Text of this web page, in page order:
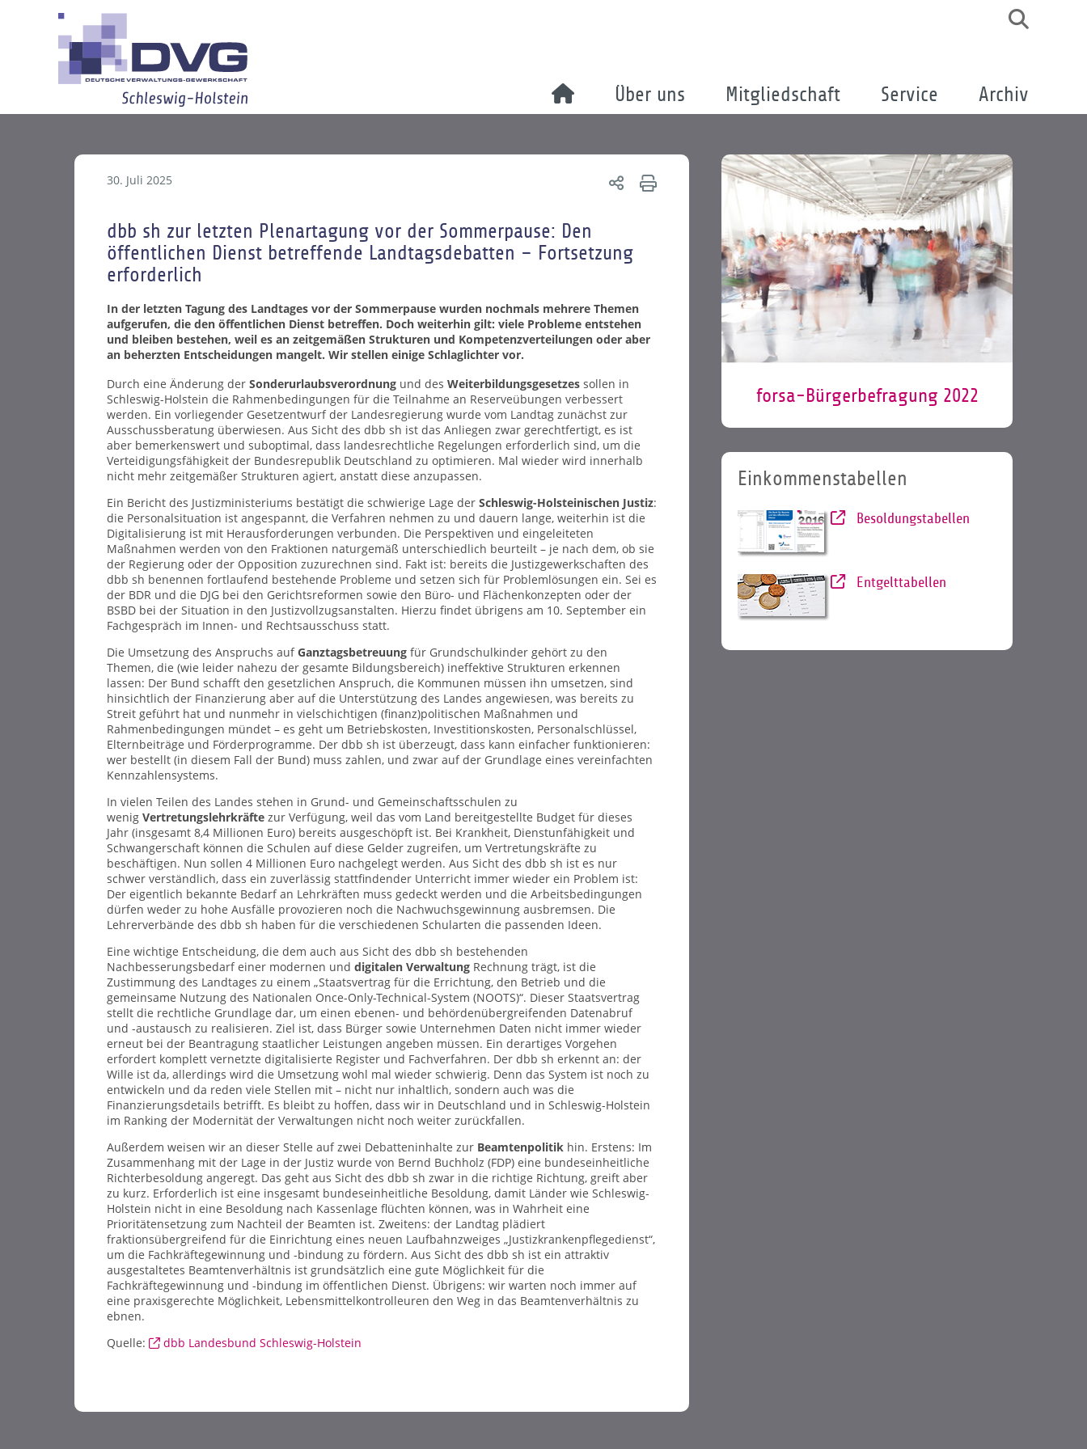
Über uns Mitgliedschaft Service Archiv
30. Juli 2025
dbb sh zur letzten Plenartagung vor der Sommerpause: Den
öffentlichen Dienst betreffende Landtagsdebatten – Fortsetzung
erforderlich
In der letzten Tagung des Landtages vor der Sommerpause wurden nochmals mehrere Themen
aufgerufen, die den öffentlichen Dienst betreffen. Doch weiterhin gilt: viele Probleme entstehen
und bleiben bestehen, weil es an zeitgemäßen Strukturen und Kompetenzverteilungen oder aber
an beherzten Entscheidungen mangelt. Wir stellen einige Schlaglichter vor.
Durch eine Änderung der Sonderurlaubsverordnung und des Weiterbildungsgesetzes sollen in
Schleswig-Holstein die Rahmenbedingungen für die Teilnahme an Reserveübungen verbessert
werden. Ein vorliegender Gesetzentwurf der Landesregierung wurde vom Landtag zunächst zur
Ausschussberatung überwiesen. Aus Sicht des dbb sh ist das Anliegen zwar gerechtfertigt, es ist
aber bemerkenswert und suboptimal, dass landesrechtliche Regelungen erforderlich sind, um die
Verteidigungsfähigkeit der Bundesrepublik Deutschland zu optimieren. Mal wieder wird innerhalb
nicht mehr zeitgemäßer Strukturen agiert, anstatt diese anzupassen.
Ein Bericht des Justizministeriums bestätigt die schwierige Lage der Schleswig-Holsteinischen Justiz:
die Personalsituation ist angespannt, die Verfahren nehmen zu und dauern lange, weiterhin ist die
Digitalisierung ist mit Herausforderungen verbunden. Die Perspektiven und eingeleiteten
Maßnahmen werden von den Fraktionen naturgemäß unterschiedlich beurteilt – je nach dem, ob sie
der Regierung oder der Opposition zuzurechnen sind. Fakt ist: bereits die Justizgewerkschaften des
dbb sh benennen fortlaufend bestehende Probleme und setzen sich für Problemlösungen ein. Sei es
der BDR und die DJG bei den Gerichtsreformen sowie den Büro- und Flächenkonzepten oder der
BSBD bei der Situation in den Justizvollzugsanstalten. Hierzu findet übrigens am 10. September ein
Fachgespräch im Innen- und Rechtsausschuss statt.
Die Umsetzung des Anspruchs aufGanztagsbetreuung für Grundschulkinder gehört zu den
Themen, die (wie leider nahezu der gesamte Bildungsbereich) ineffektive Strukturen erkennen
lassen: Der Bund schafft den gesetzlichen Anspruch, die Kommunen müssen ihn umsetzen, sind
hinsichtlich der Finanzierung aber auf die Unterstützung des Landes angewiesen, was bereits zu
Streit geführt hat und nunmehr in vielschichtigen (finanz)politischen Maßnahmen und
Rahmenbedingungen mündet – es geht um Betriebskosten, Investitionskosten, Personalschlüssel,
Elternbeiträge und Förderprogramme. Der dbb sh ist überzeugt, dass kann einfacher funktionieren:
wer bestellt (in diesem Fall der Bund) muss zahlen, und zwar auf der Grundlage eines vereinfachten
Kennzahlensystems.
In vielen Teilen des Landes stehen in Grund- und Gemeinschaftsschulen zu
wenig Vertretungslehrkräfte zur Verfügung, weil das vom Land bereitgestellte Budget für dieses
Jahr (insgesamt 8,4 Millionen Euro) bereits ausgeschöpft ist. Bei Krankheit, Dienstunfähigkeit und
Schwangerschaft können die Schulen auf diese Gelder zugreifen, um Vertretungskräfte zu
beschäftigen. Nun sollen 4 Millionen Euro nachgelegt werden. Aus Sicht des dbb sh ist es nur
schwer verständlich, dass ein zuverlässig stattfindender Unterricht immer wieder ein Problem ist:
Der eigentlich bekannte Bedarf an Lehrkräften muss gedeckt werden und die Arbeitsbedingungen
dürfen weder zu hohe Ausfälle provozieren noch die Nachwuchsgewinnung ausbremsen. Die
Lehrerverbände des dbb sh haben für die verschiedenen Schularten die passenden Ideen.
Eine wichtige Entscheidung, die dem auch aus Sicht des dbb sh bestehenden
Nachbesserungsbedarf einer modernen und digitalen Verwaltung Rechnung trägt, ist die
Zustimmung des Landtages zu einem „Staatsvertrag für die Errichtung, den Betrieb und die
gemeinsame Nutzung des Nationalen Once-Only-Technical-System (NOOTS)“. Dieser Staatsvertrag
stellt die rechtliche Grundlage dar, um einen ebenen- und behördenübergreifenden Datenabruf
und -austausch zu realisieren. Ziel ist, dass Bürger sowie Unternehmen Daten nicht immer wieder
erneut bei der Beantragung staatlicher Leistungen angeben müssen. Ein derartiges Vorgehen
erfordert komplett vernetzte digitalisierte Register und Fachverfahren. Der dbb sh erkennt an: der
Wille ist da, allerdings wird die Umsetzung wohl mal wieder schwierig. Denn das System ist noch zu
entwickeln und da reden viele Stellen mit – nicht nur inhaltlich, sondern auch was die
Finanzierungsdetails betrifft. Es bleibt zu hoffen, dass wir in Deutschland und in Schleswig-Holstein
im Ranking der Modernität der Verwaltungen nicht noch weiter zurückfallen.
Außerdem weisen wir an dieser Stelle auf zwei Debatteninhalte zur Beamtenpolitik hin. Erstens: Im
Zusammenhang mit der Lage in der Justiz wurde von Bernd Buchholz (FDP) eine bundeseinheitliche
Richterbesoldung angeregt. Das geht aus Sicht des dbb sh zwar in die richtige Richtung, greift aber
zu kurz. Erforderlich ist eine insgesamt bundeseinheitliche Besoldung, damit Länder wie Schleswig-
Holstein nicht in eine Besoldung nach Kassenlage flüchten können, was in Wahrheit eine
Prioritätensetzung zum Nachteil der Beamten ist. Zweitens: der Landtag plädiert
fraktionsübergreifend für die Einrichtung eines neuen Laufbahnzweiges „Justizkrankenpflegedienst“,
um die Fachkräftegewinnung und -bindung zu fördern. Aus Sicht des dbb sh ist ein attraktiv
ausgestaltetes Beamtenverhältnis ist grundsätzlich eine gute Möglichkeit für die
Fachkräftegewinnung und -bindung im öffentlichen Dienst. Übrigens: wir warten noch immer auf
eine praxisgerechte Möglichkeit, Lebensmittelkontrolleuren den Weg in das Beamtenverhältnis zu
ebnen.
Quelle:
dbb Landesbund Schleswig-Holstein
forsa-Bürgerbefragung 2022
Einkommenstabellen
Besoldungstabellen
Entgelttabellen